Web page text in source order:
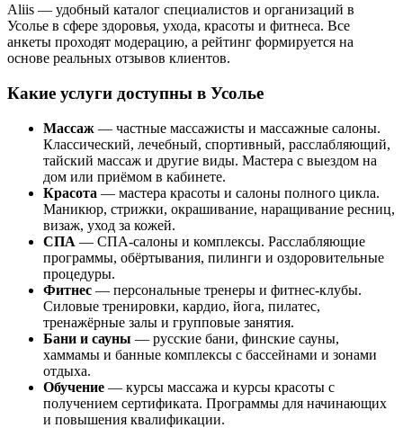
Aliis — удобный каталог специалистов и организаций в
Усолье в сфере здоровья, ухода, красоты и фитнеса. Все
анкеты проходят модерацию, а рейтинг формируется на
основе реальных отзывов клиентов.
Какие услуги доступны в Усолье
Массаж — частные массажисты и массажные салоны.
Классический, лечебный, спортивный, расслабляющий,
тайский массаж и другие виды. Мастера с выездом на
дом или приёмом в кабинете.
Красота — мастера красоты и салоны полного цикла.
Маникюр, стрижки, окрашивание, наращивание ресниц,
визаж, уход за кожей.
СПА — СПА-салоны и комплексы. Расслабляющие
программы, обёртывания, пилинги и оздоровительные
процедуры.
Фитнес — персональные тренеры и фитнес-клубы.
Силовые тренировки, кардио, йога, пилатес,
тренажёрные залы и групповые занятия.
Бани и сауны — русские бани, финские сауны,
хаммамы и банные комплексы с бассейнами и зонами
отдыха.
Обучение — курсы массажа и курсы красоты с
получением сертификата. Программы для начинающих
и повышения квалификации.